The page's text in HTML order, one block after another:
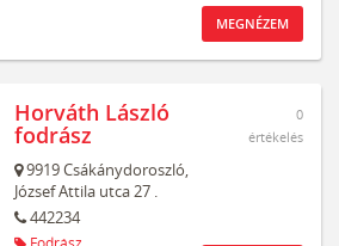
MEGNÉZEM
Horváth László
fodrász
9919Csákánydoroszló,
József Attila utca 27 .
442234
0
értékelés